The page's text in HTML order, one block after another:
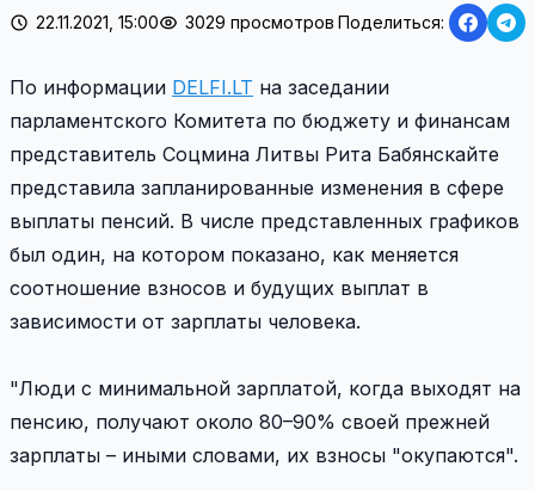
22.11.2021, 15:00 3029 просмотров Поделиться:
По информации DELFI.LT на заседании
парламентского Комитета по бюджету и финансам
представитель Соцмина Литвы Рита Бабянскайте
представила запланированные изменения в сфере
выплаты пенсий. В числе представленных графиков
был один, на котором показано, как меняется
соотношение взносов и будущих выплат в
зависимости от зарплаты человека.
"Люди с минимальной зарплатой, когда выходят на
пенсию, получают около 80–90% своей прежней
зарплаты – иными словами, их взносы "окупаются".